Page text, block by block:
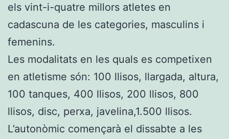
els vint-i-quatre millors atletes en
cadascuna de les categories, masculins i
femenins.
Les modalitats en les quals es competixen
en atletisme són: 100 llisos, llargada, altura,
100 tanques, 400 llisos, 200 llisos, 800
llisos, disc, perxa, javelina,1.500 llisos.
L’autonòmic començarà el dissabte a les